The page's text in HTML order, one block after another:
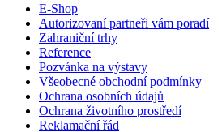
E-Shop
Autorizovaní partneři vám poradí
Zahraniční trhy
Reference
Pozvánka na výstavy
Všeobecné obchodní podmínky
Ochrana osobních údajů
Ochrana životního prostředí
Reklamační řád